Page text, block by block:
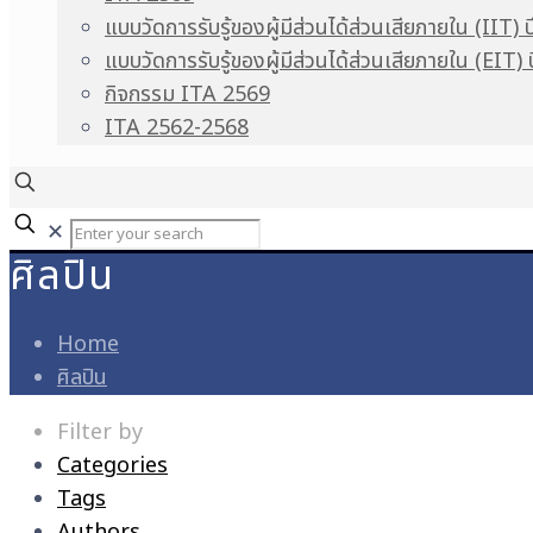
แบบวัดการรับรู้ของผู้มีส่วนได้ส่วนเสียภายใน (IIT)
แบบวัดการรับรู้ของผู้มีส่วนได้ส่วนเสียภายใน (EIT)
กิจกรรม ITA 2569
ITA 2562-2568
✕
ศิลปิน
Home
ศิลปิน
Filter by
Categories
Tags